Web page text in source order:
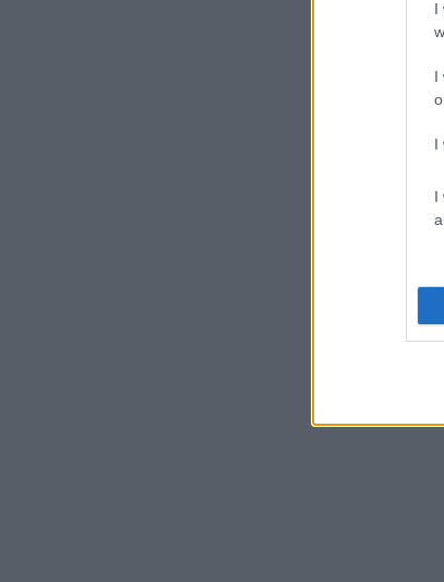
I
I
I
I